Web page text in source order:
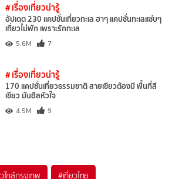
# เรื่องเที่ยวน่ารู้
อัปเดต 230 แคปชั่นเที่ยวทะเล ฮาๆ แคปชั่นทะเลแซ่บๆ
เที่ยวไม่พัก เพราะรักทะเล
5.6M 7
# เรื่องเที่ยวน่ารู้
170 แคปชั่นเที่ยวธรรมชาติ สายเขียวต้องมี พื้นที่สี
เขียว มันฮีลหัวใจ
4.5M 9
ใกล้กรุงเทพ #เที่ยวไทย